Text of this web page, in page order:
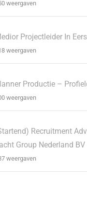
weergaven
Projectleider In
weergaven
Productie –
weergaven
Recruitment
Group Nederland
weergaven